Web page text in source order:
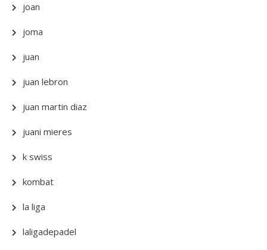
joan
joma
juan
juan lebron
juan martin diaz
juani mieres
k swiss
kombat
la liga
laligadepadel